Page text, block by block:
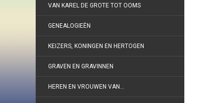
VAN KAREL DE GROTE TOT OOMS
GENEALOGIEËN
KEIZERS, KONINGEN EN HERTOGEN
GRAVEN EN GRAVINNEN
HEREN EN VROUWEN VAN…